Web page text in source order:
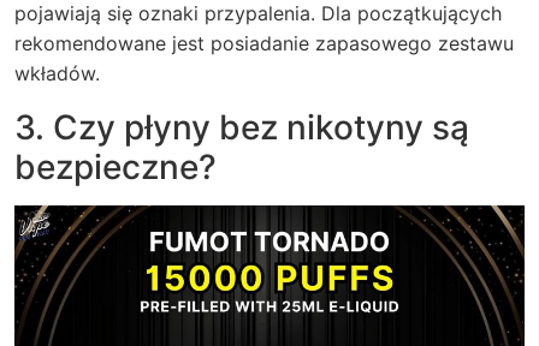
pojawiają się oznaki przypalenia. Dla początkujących
rekomendowane jest posiadanie zapasowego zestawu
wkładów.
3. Czy płyny bez nikotyny są
bezpieczne?